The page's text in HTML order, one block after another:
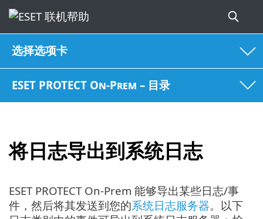
选择选项卡
ESET PROTECT On-Prem – 目录
将日志导出到系统日志
ESET PROTECT On-Prem 能够导出某些日志/事
件，然后将其发送到您的系统日志服务器。以下